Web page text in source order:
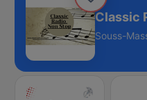
Classic
Souss-